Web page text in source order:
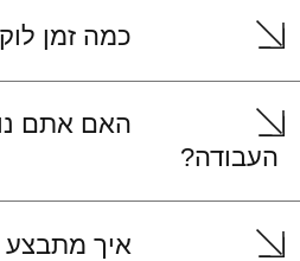
כמה זמן
האם אתם
העבודה?
איך